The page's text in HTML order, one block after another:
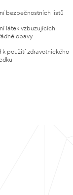
bezpečnostních listů
látek vzbuzujících
obavy
k použití zdravotnického